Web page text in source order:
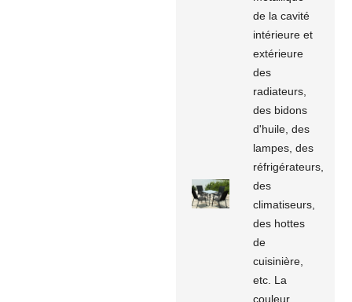
de la cavité
intérieure et
extérieure
des
radiateurs,
des bidons
d'huile, des
lampes, des
réfrigérateurs,
des
climatiseurs,
des hottes
de
cuisinière,
etc. La
couleur